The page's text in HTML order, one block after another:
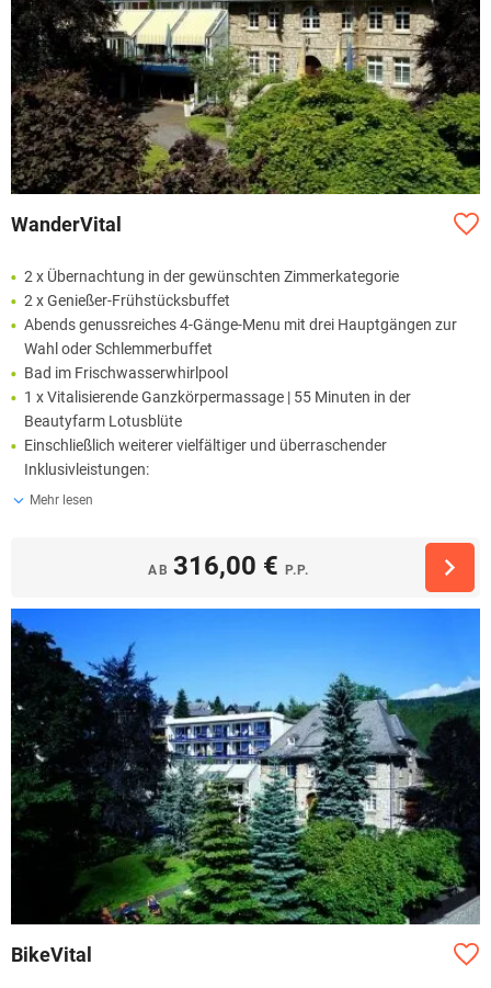
WanderVital
2 x Übernachtung in der gewünschten Zimmerkategorie
2 x Genießer-Frühstücksbuffet
Abends genussreiches 4-Gänge-Menu mit drei Hauptgängen zur
Wahl oder Schlemmerbuffet
Bad im Frischwasserwhirlpool
1 x Vitalisierende Ganzkörpermassage | 55 Minuten in der
Beautyfarm Lotusblüte
Einschließlich weiterer vielfältiger und überraschender
Inklusivleistungen:
Mehr lesen
AB 316,00 € P.P.
BikeVital